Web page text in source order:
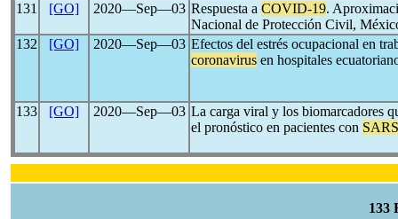
131
[GO] 2020―Sep―03 Respuesta a COVID-19.
Nacional de Protección Civil,
132
[GO] 2020―Sep―03 Efectos del estrés ocupacional en
coronavirus en hospitales
133 [GO] 2020―Sep―03 La carga viral y los biomarcadores
el pronóstico en pacientes con
133